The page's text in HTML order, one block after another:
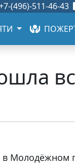
(496)-511-46-43
в Молодёжном